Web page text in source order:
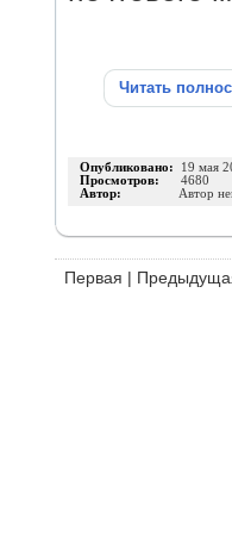
Читать
Опубликовано: 19 мая
Просмотров: 4680
Автор: Автор
Первая |